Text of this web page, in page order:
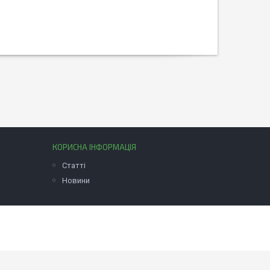
КОРИСНА ІНФОРМАЦІЯ
Статті
Новини